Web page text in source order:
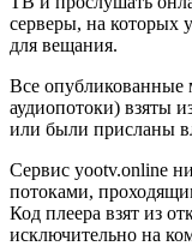
серверы, на которых
для вещания.
Все опубликованные
аудиопотоки) взяты
или были присланы
Сервис yootv.online
потоками,
Код плеера взят из
исключительно на